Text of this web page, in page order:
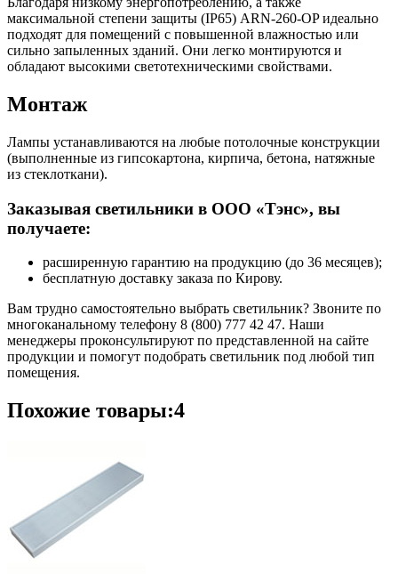
максимальной степени защиты (IP65) ARN-260-OP идеально
подходят для помещений с повышенной влажностью или
сильно запыленных зданий. Они легко монтируются и
обладают высокими светотехническими свойствами.
Монтаж
Лампы устанавливаются на любые потолочные конструкции
(выполненные из гипсокартона, кирпича, бетона, натяжные
из стеклоткани).
Заказывая светильники в ООО «Тэнс», вы
получаете:
расширенную гарантию на продукцию (до 36 месяцев);
бесплатную доставку заказа по Кирову.
Вам трудно самостоятельно выбрать светильник? Звоните по
многоканальному телефону 8 (800) 777 42 47. Наши
менеджеры проконсультируют по представленной на сайте
продукции и помогут подобрать светильник под любой тип
помещения.
Похожие товары:4